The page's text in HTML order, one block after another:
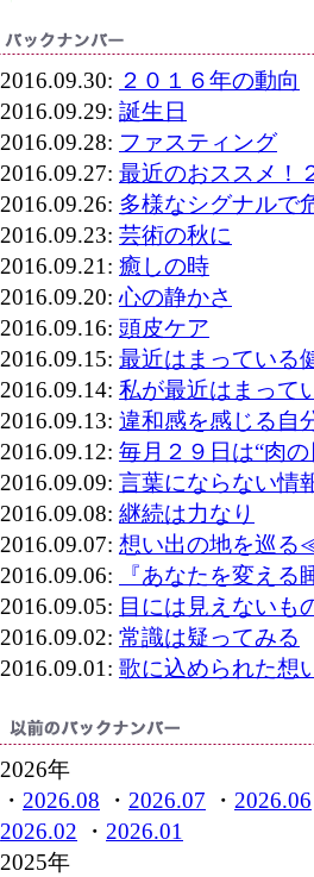
2016.09.30: ２０１６年の動向
2016.09.29: 誕生日
2016.09.28: ファスティング
2016.09.27: 最近のおススメ！
2016.09.26: 多様なシグナルで
2016.09.23: 芸術の秋に
2016.09.21: 癒しの時
2016.09.20:心の静かさ
2016.09.16: 頭皮ケア
2016.09.15: 最近はまっている
2016.09.14: 私が最近はまって
2016.09.13: 違和感を感じる自
2016.09.12: 毎月２９日は“肉の
2016.09.09: 言葉にならない情
2016.09.08: 継続は力なり
2016.09.07: 想い出の地を巡
2016.09.06:
『あなたを変え
2016.09.05: 目には見えないも
2016.09.02: 常識は疑ってみる
2016.09.01: 歌に込められた想
2026年
・ 2026.08 ・ 2026.07 ・ 2026.06
2026.02 ・ 2026.01
2025年